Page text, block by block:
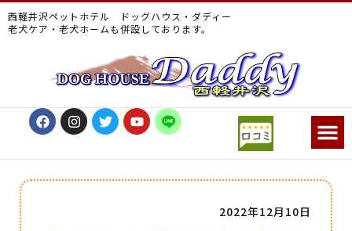
西軽井沢ペットホテル ドッグハウス・ダディー
老犬ケア・老犬ホームも併設しております。
2022年12月10日